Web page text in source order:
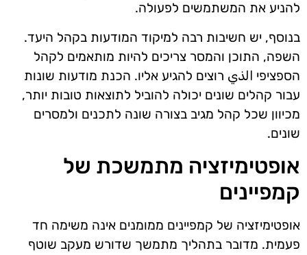
להניע את המשתמשים לפעולה.
בנוסף, יש חשיבות רבה למיקוד המודעות בקהל היעד.
השפה, התוכן והמסר צריכים להיות מותאמים לקהל
הספציפי الذي רוצים להגיע אליו. הכנת מודעות שונות
עבור קהלים שונים יכולה להוביל לתוצאות טובות יותר,
מכיוון שכל קהל מגיב בצורה שונה לתכנים ולמסרים
שונים.
אופטימיזציה מתמשכת של
קמפיינים
אופטימיזציה של קמפיינים ממומנים אינה משימה חד
פעמית. מדובר בתהליך מתמשך שדורש מעקב שוטף